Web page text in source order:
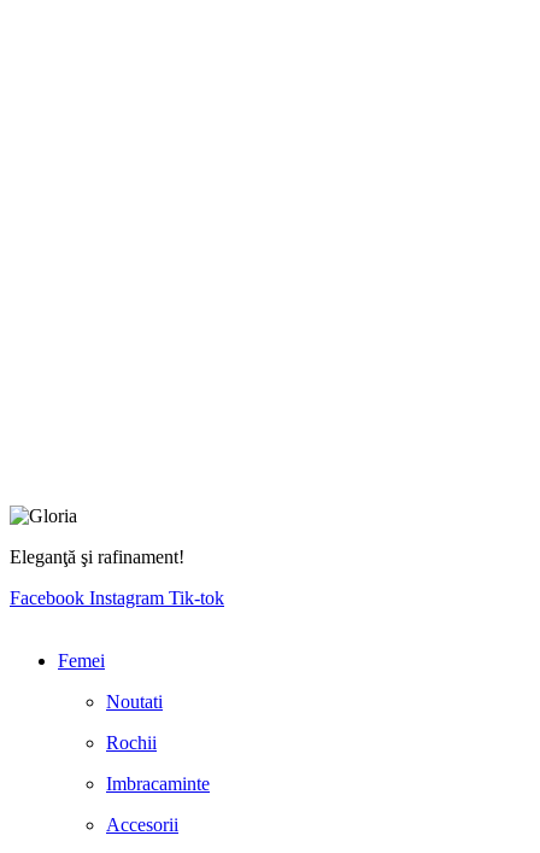
Eleganţă şi rafinament!
Facebook Instagram Tik-tok
Femei
Noutati
Rochii
Imbracaminte
Accesorii